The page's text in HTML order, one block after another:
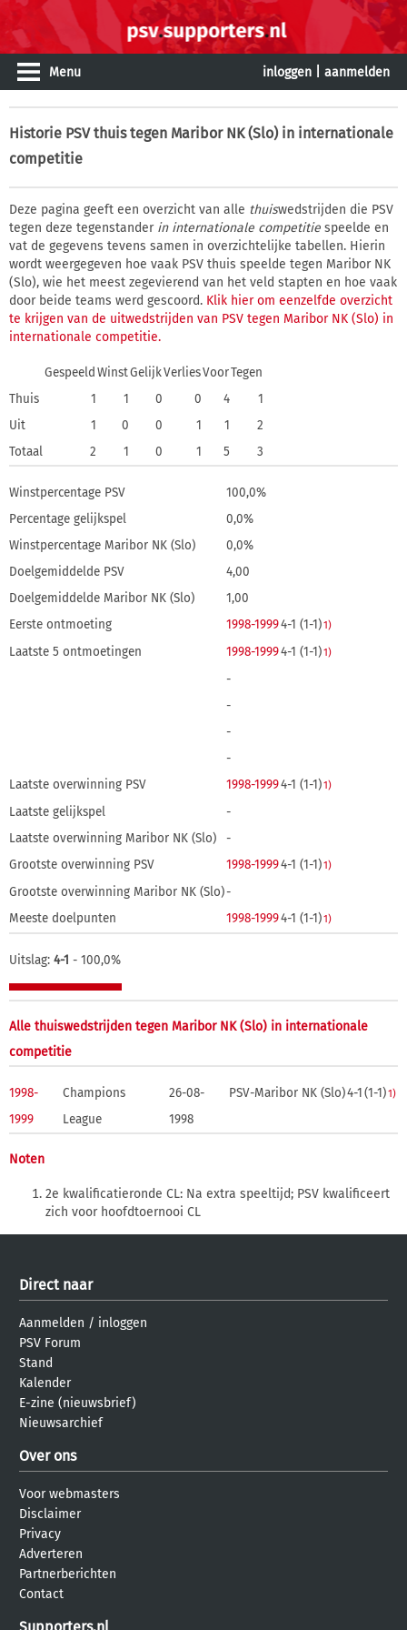
Menu inloggen aanmelden
Historie PSV thuis tegen Maribor NK (Slo) in internationale
competitie
Deze pagina geeft een overzicht van alle thuiswedstrijden die PSV
tegen deze tegenstander in internationale competitie speelde en
vat de gegevens tevens samen in overzichtelijke tabellen. Hierin
wordt weergegeven hoe vaak PSV thuis speelde tegen Maribor NK
(Slo), wie het meest zegevierend van het veld stapten en hoe vaak
door beide teams werd gescoord. Klik hier om eenzelfde overzicht
te krijgen van de uitwedstrijden van PSV tegen Maribor NK (Slo) in
internationale competitie.
Gespeeld WinstGelijkVerliesVoorTegen
Thuis
1 1 0 0 4
1
Uit
1 0 0 1 1
2
Totaal
2 1 0 1 5 3
Winstpercentage PSV
100,0%
Percentage gelijkspel
0,0%
Winstpercentage Maribor NK (Slo)
0,0%
Doelgemiddelde PSV
4,00
Doelgemiddelde Maribor NK (Slo)
1,00
Eerste ontmoeting
1998-19994-1 (1-1)1)
Laatste 5 ontmoetingen 1998-19994-1 (1-1)1)
-
-
-
-
Laatste overwinning PSV
1998-19994-1 (1-1)1)
Laatste gelijkspel
-
Laatste overwinning Maribor NK (Slo)
-
Grootste overwinning PSV
1998-19994-1 (1-1)1)
Grootste overwinning Maribor NK (Slo)-
Meeste doelpunten
1998-19994-1 (1-1)1)
Uitslag: 4-1 - 100,0%
Alle thuiswedstrijden tegen Maribor NK (Slo) in internationale
competitie
1998-
1999
Champions
League
26-08-
1998
PSV-Maribor NK (Slo)4-1(1-1)1)
Noten
2e kwalificatieronde CL: Na extra speeltijd; PSV kwalificeert
zich voor hoofdtoernooi CL
Direct naar
Aanmelden / inloggen
PSV Forum
Stand
Kalender
E-zine (nieuwsbrief)
Nieuwsarchief
Over ons
Voor webmasters
Disclaimer
Privacy
Adverteren
Partnerberichten
Contact